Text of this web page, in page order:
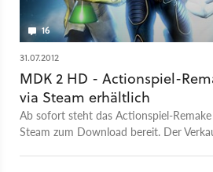
16
31.07.2012
MDK 2 HD - Actionspiel-
via Steam erhältlich
Ab sofort steht das Actionspiel-
Steam zum Download bereit. Der